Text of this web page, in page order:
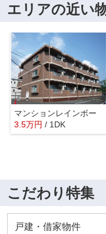
エリアの近い
マンションレインボー
3.5万円 / 1DK
こだわり特集
戸建・借家物件